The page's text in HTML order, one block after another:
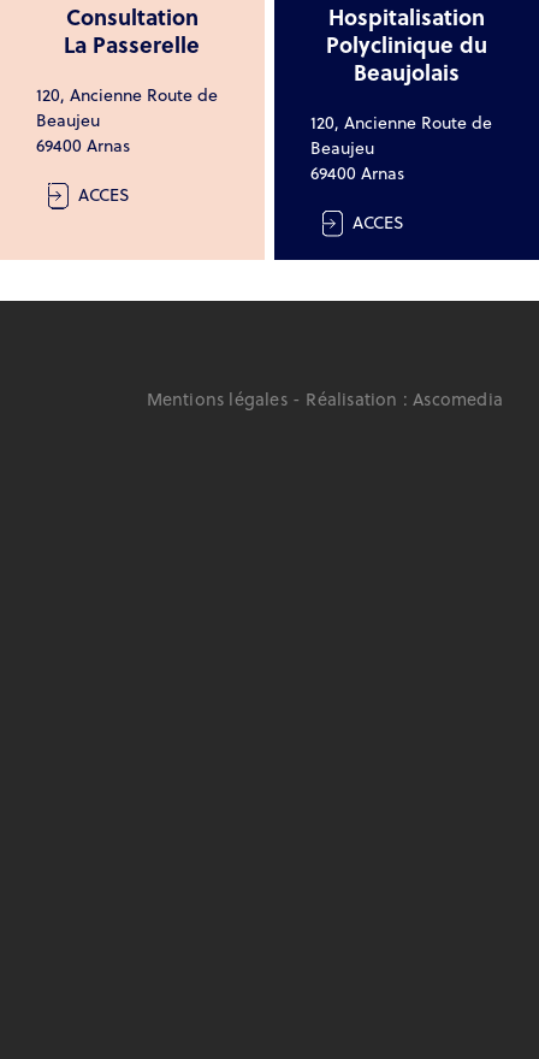
Consultation
La Passerelle
120, Ancienne Route de
Beaujeu
69400 Arnas
ACCES
Hospitalisation
Polyclinique du
Beaujolais
120, Ancienne Route de
Beaujeu
69400 Arnas
ACCES
Mentions légales- Réalisation :Ascomedia